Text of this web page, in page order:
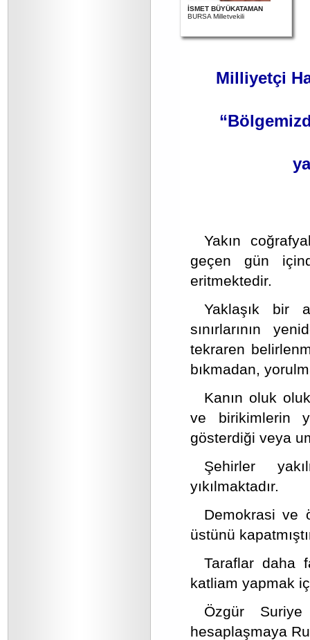
İSMET BÜYÜKATAMAN
BURSA Milletvekili
Milliyetçi
Yakın
geçen gün
eritmektedir.
Yaklaşık bir
sınırlarının
tekraren
bıkmadan,
Kanın oluk
ve birikimlerin
gösterdiği veya
Şehirler
yıkılmaktadır.
Demokrasi ve
üstünü
Taraflar daha
katliam yapmak
Özgür
hesaplaşmaya